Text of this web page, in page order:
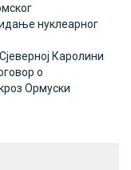
нуклеарног
Каролини
о
Ормуски